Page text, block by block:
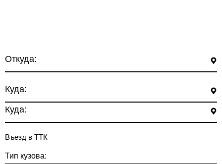
Откуда:
Куда:
Куда:
Въезд в ТТК
Тип кузова: